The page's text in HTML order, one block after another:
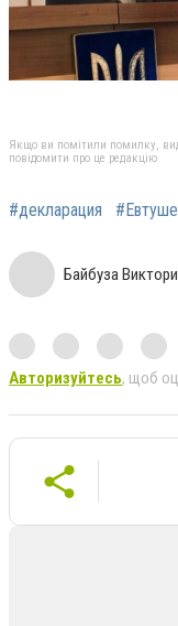
Якщо ви помітили помилку,
повідомити про це редакцію
#декларация
Байбуза
Авторизуйтесь, щоб